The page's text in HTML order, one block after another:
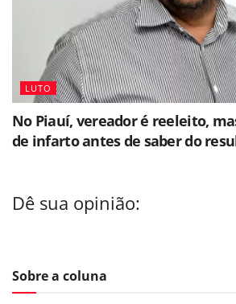
LUTO
No Piauí, vereador é reeleito,
de infarto antes de saber do
Dê sua opinião:
Sobre a coluna